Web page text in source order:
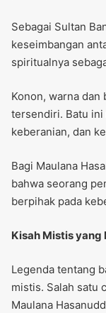
Sebagai Sultan
keseimbangan
spiritualnya
Konon, warna dan
tersendiri. Batu ini
keberanian, dan
Bagi Maulana
bahwa seorang
berpihak pada
Kisah Mistis yang
Legenda tentang
mistis. Salah satu
Maulana